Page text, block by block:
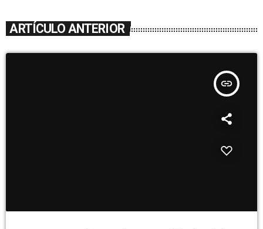
ARTÍCULO ANTERIOR
insert_link